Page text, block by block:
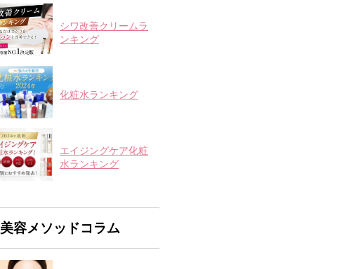
シワ改善クリームラ
ンキング
化粧水ランキング
エイジングケア化粧
水ランキング
美容メソッドコラム